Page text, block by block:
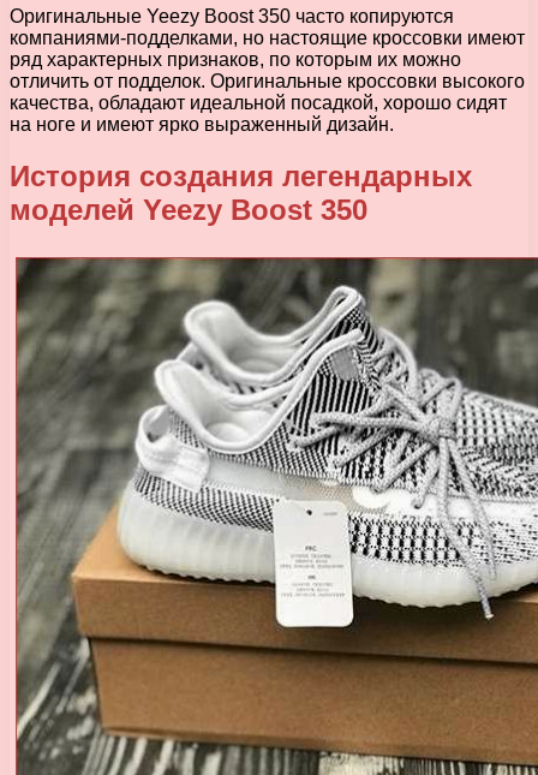
Оригинальные Yeezy Boost 350 часто копируются
компаниями-подделками, но настоящие кроссовки имеют
ряд характерных признаков, по которым их можно
отличить от подделок. Оригинальные кроссовки высокого
качества, обладают идеальной посадкой, хорошо сидят
на ноге и имеют ярко выраженный дизайн.
История создания легендарных
моделей Yeezy Boost 350